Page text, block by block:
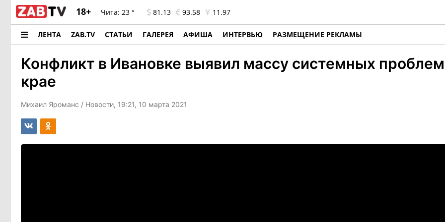
18+ Чита: 23 ° 81.13 93.58 11.97
ЛЕНТА ZAB.TV СТАТЬИ ГАЛЕРЕЯ АФИША ИНТЕРВЬЮ РАЗМЕЩЕНИЕ РЕКЛАМЫ
Конфликт в Ивановке выявил массу системных
крае
Михаил Яроманс / Новости, 19:21, 10 марта 2021